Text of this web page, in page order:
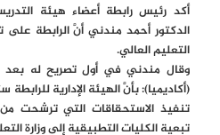
أكد رئيس رابطة أعضاء هيئة
الدكتور أحمد مندني أنَّ الرابطة على
التعليم العالي.
وقال مندني في أول تصريح له بعد
(أكاديميا): بأنَّ الهيئة الإدارية
تنفيذ الاستحقاقات التي ترشحت
تبعية الكليات التطبيقية إلى وزارة